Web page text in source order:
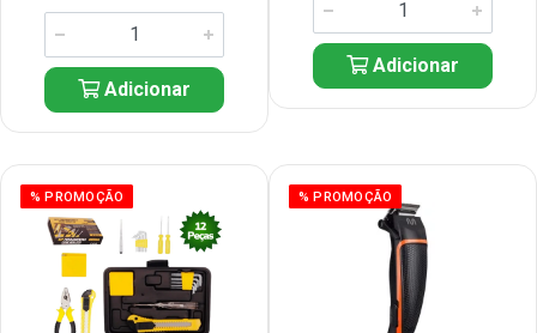
Adicionar
Adicionar
% PROMOÇÃO % PROMOÇÃO